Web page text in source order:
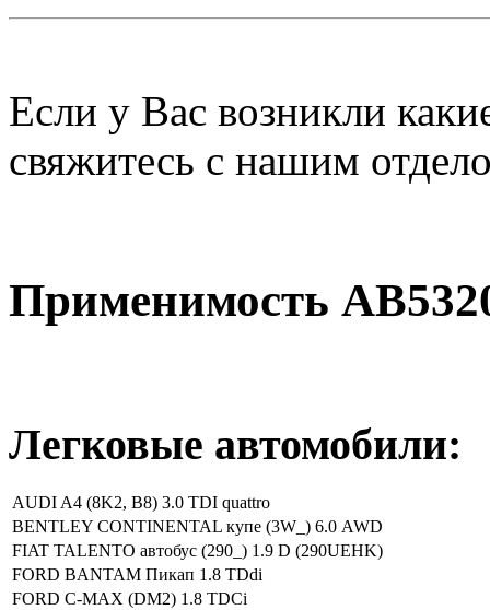
Если у Вас возникли
свяжитесь с нашим
Применимость
Легковые автомобили:
AUDI A4 (8K2, B8) 3.0 TDI quattro
BENTLEY CONTINENTAL купе (3W_) 6.0 AWD
FIAT TALENTO автобус (290_) 1.9 D (290UEHK)
FORD BANTAM Пикап 1.8 TDdi
FORD C-MAX (DM2) 1.8 TDCi